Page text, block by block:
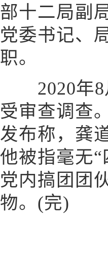
部十二局副
党委书记、
职。
2020年8
受审查调查
发布称，龚
他被指毫无
党内搞团团
物。(完)